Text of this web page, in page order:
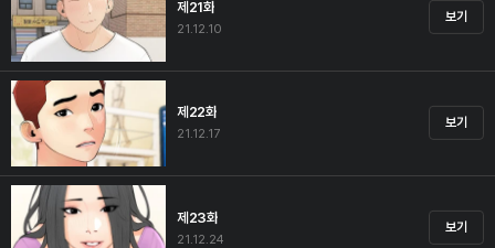
제21화
21.12.10
보기
제22화
21.12.17
보기
제23화
21.12.24
보기